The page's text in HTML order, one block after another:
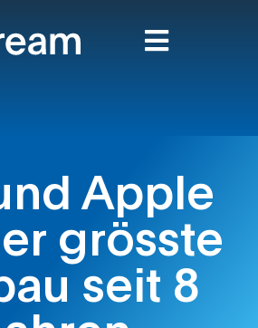
Apple
grösste
seit 8